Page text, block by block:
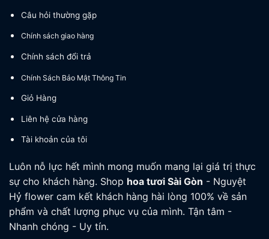
Câu hỏi thường gặp
Chính sách giao hàng
Chính sách đổi trả
Chính Sách Bảo Mật Thông Tin
Giỏ Hàng
Liên hệ cửa hàng
Tài khoản của tôi
Luôn nỗ lực hết mình mong muốn mang lại giá trị thực
sự cho khách hàng. Shop hoa tươi Sài Gòn - Nguyệt
Hỷ flower cam kết khách hàng hài lòng 100% về sản
phẩm và chất lượng phục vụ của mình. Tận tâm -
Nhanh chóng - Uy tín.